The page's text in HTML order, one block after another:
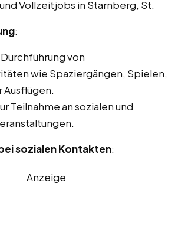
Vollzeitjobs in Starnberg, St.
:
von
wie Spaziergängen, Spielen,
Ausflügen.
Teilnahme an sozialen und
sozialen Kontakten:
Anzeige